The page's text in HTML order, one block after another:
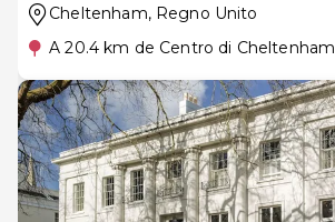
Cheltenham, Regno Unito
A 20.4 km de Centro di Cheltenham